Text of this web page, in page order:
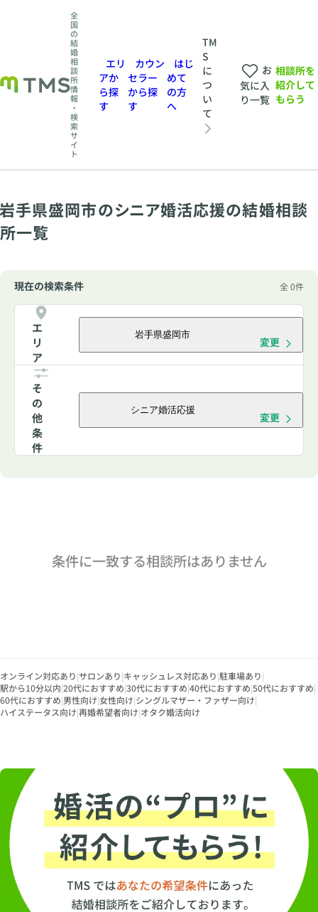
全
国
の
結
婚
相
談
所
情
報
・
検
索
サ
イ
ト
エリ
アか
ら探
す
カウン
セラー
から探
す
はじ
めて
の方
へ
TM
S
に
つ
い
て
お
気に入
り一覧
相談所を
紹介して
もらう
手県盛岡市のシニア婚活応援の結婚相談
所一覧
現在の検索条件 全 0件
エ
リ
ア
岩手県盛岡市
変更
そ
の
他
条
件
シニア婚活応援
変更
条件に一致する相談所はありません
オンライン対応あり|サロンあり|キャッシュレス対応あり|駐車場あり|
駅から10分以内|20代におすすめ|30代におすすめ|40代におすすめ|50代におすすめ|
60代におすすめ|男性向け|女性向け|シングルマザー・ファザー向け|
ハイステータス向け|再婚希望者向け|オタク婚活向け